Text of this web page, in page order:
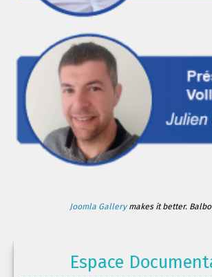
Joomla Gallerymakes it better.
Espace